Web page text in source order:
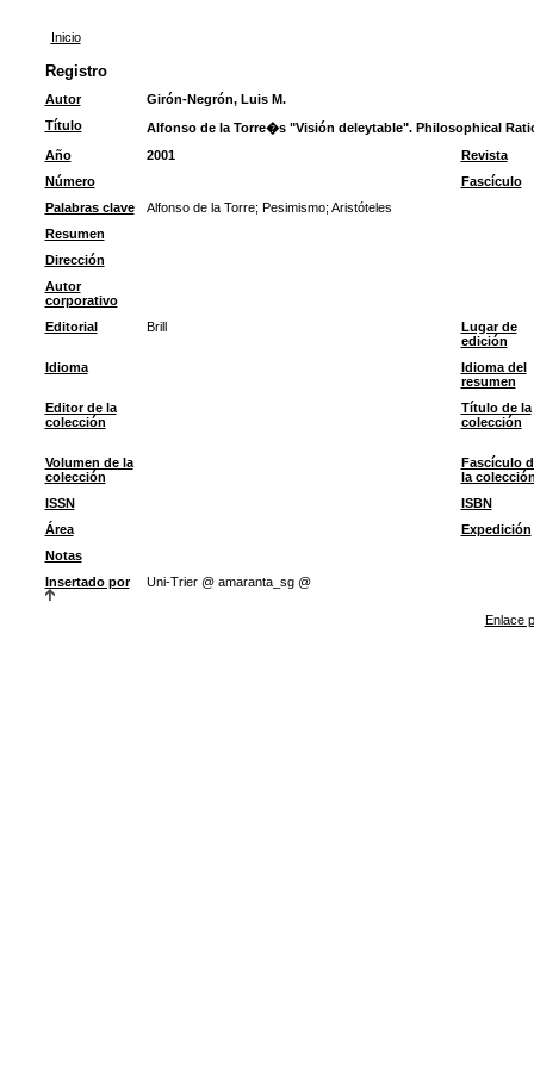
Inicio
Registro
Autor
Girón-Negrón, Luis M.
Título
Alfonso de la Torre�s "Visión deleytable". Philosophical
Año
2001
Revista
Número
Fascículo
Palabras clave
Alfonso de la Torre; Pesimismo; Aristóteles
Resumen
Dirección
Autor
corporativo
Editorial
Brill
Lugar de
edición
Idioma
Idioma del
resumen
Editor de la
colección
Título de la
colección
Volumen de la
colección
Fascículo
la
ISSN
ISBN
Área
Expedición
Notas
Insertado por
Uni-Trier @ amaranta_sg @
Enlace